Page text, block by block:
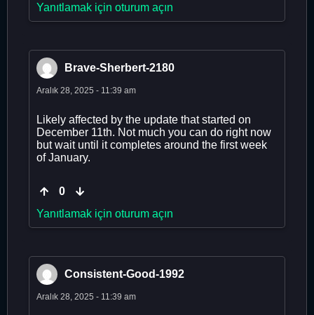
Yanıtlamak için oturum açın
Brave-Sherbert-2180
Aralık 28, 2025 - 11:39 am
Likely affected by the update that started on
December 11th. Not much you can do right now
but wait until it completes around the first week
of January.
0
Yanıtlamak için oturum açın
Consistent-Good-1992
Aralık 28, 2025 - 11:39 am